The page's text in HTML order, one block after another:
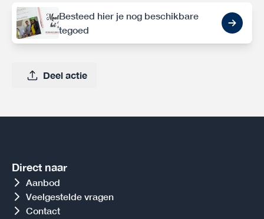
Besteed hier je nog beschikbare
tegoed
Deel actie
Direct naar
Aanbod
Veelgestelde vragen
Contact